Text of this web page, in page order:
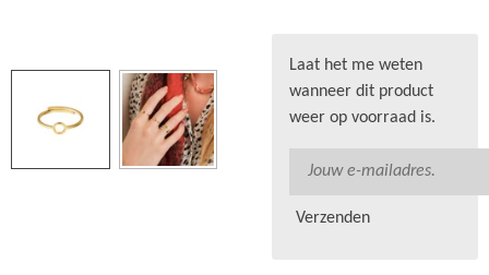
Laat het me weten
wanneer dit product
weer op voorraad is.
Verzenden